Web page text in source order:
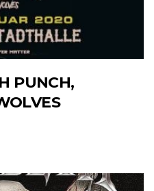
PUNCH,